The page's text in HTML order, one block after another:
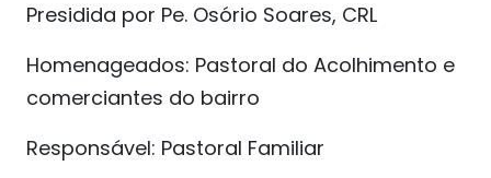
Presidida por Pe. Osório Soares, CRL
Homenageados: Pastoral do Acolhimento e
comerciantes do bairro
Responsável: Pastoral Familiar